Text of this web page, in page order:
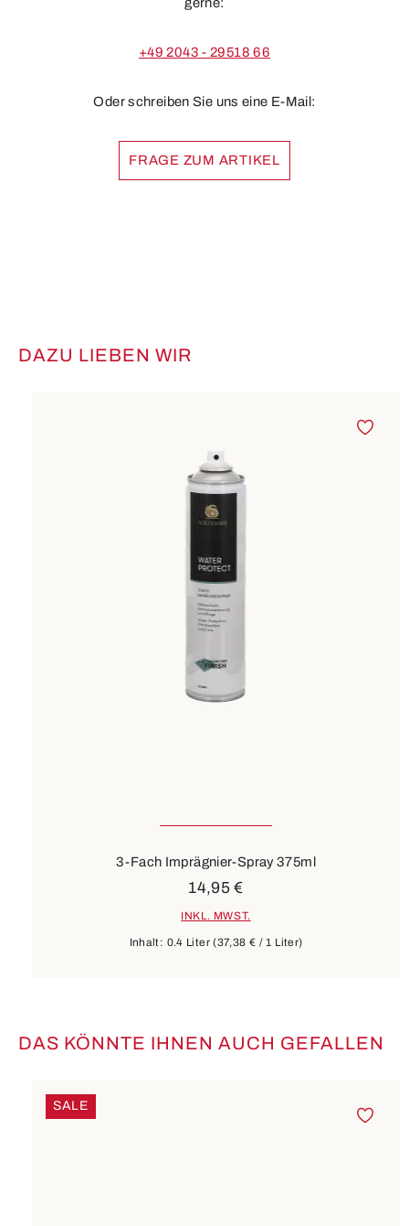
+49 2043 - 29518 66
Oder schreiben Sie uns eine E-Mail:
FRAGE ZUM ARTIKEL
Produktgalerie überspringen
DAZU LIEBEN WIR
3-Fach Imprägnier-Spray 375ml
Inhalt: 0.4 Liter(37,38 € / 1 Liter)
14,95 €
INKL. MWST.
Produktgalerie überspringen
DAS KÖNNTE IHNEN AUCH GEFALLEN
SALE